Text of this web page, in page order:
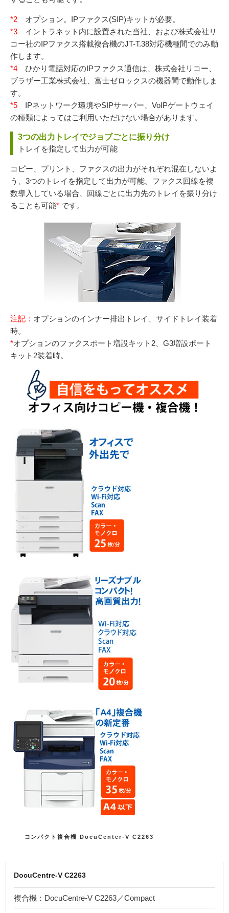
*2 オプション。IPファクス(SIP)キットが必要。
*3 イントラネット内に設置された当社、および株式会社リ
コー社のIPファクス搭載複合機のJT-T.38対応機種間でのみ動
作します。
*4 ひかり電話対応のIPファクス通信は、株式会社リコー、
ブラザー工業株式会社、富士ゼロックスの機器間で動作しま
す。
*5 IPネットワーク環境やSIPサーバー、VoIPゲートウェイ
の種類によってはご利用いただけない場合があります。
3つの出力トレイでジョブごとに振り分け
トレイを指定して出力が可能
コピー、プリント、ファクスの出力がそれぞれ混在しないよ
う、3つのトレイを指定して出力が可能。ファクス回線を複
数導入している場合、回線ごとに出力先のトレイを振り分け
ることも可能* です。
注記： オプションのインナー排出トレイ、サイドトレイ装着
時。
*オプションのファクスポート増設キット2、G3増設ポート
キット2装着時。
カ
コンパクト複合機 DocuCenter-V C2263
DocuCentre-V C2263
複合機：DocuCentre-V C2263／Compact